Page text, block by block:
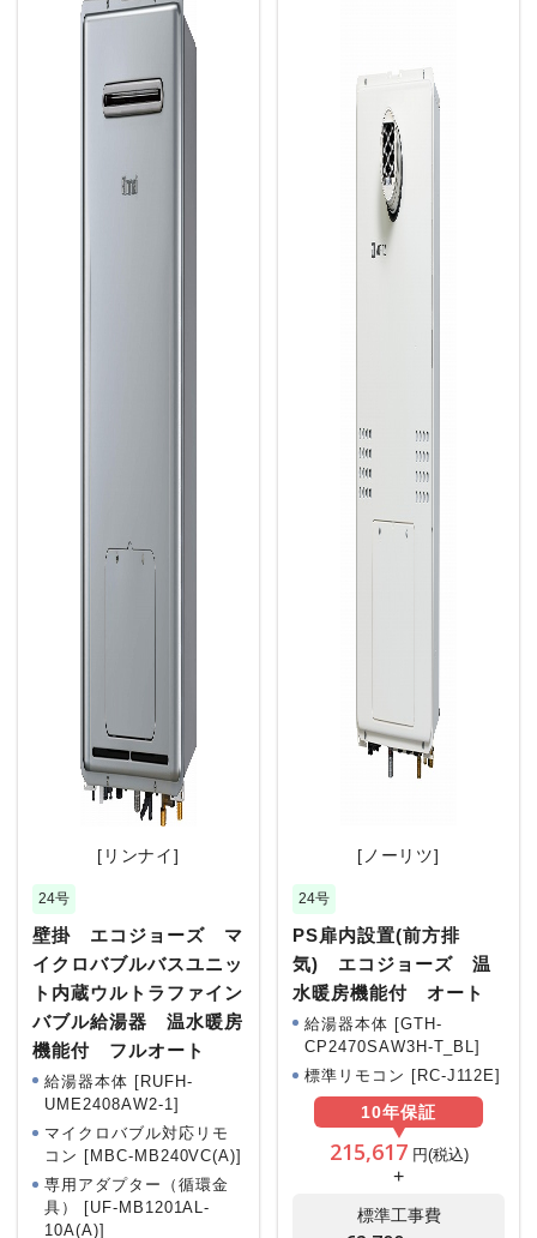
[リンナイ]
24号
壁掛 エコジョーズ マ
イクロバブルバスユニッ
ト内蔵ウルトラファイン
バブル給湯器 温水暖房
機能付 フルオート
給湯器本体 [RUFH-
UME2408AW2-1]
マイクロバブル対応リモ
コン [MBC-MB240VC(A)]
専用アダプター（循環金
具） [UF-MB1201AL-
10A(A)]
[ノーリツ]
24号
PS扉内設置(前方排
気) エコジョーズ 温
水暖房機能付 オート
給湯器本体 [GTH-
CP2470SAW3H-T_BL]
標準リモコン [RC-J112E]
10年保証
215,617 円(税込)
+
標準工事費